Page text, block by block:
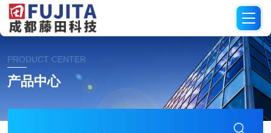
PRODUCT CENTER
产品中心